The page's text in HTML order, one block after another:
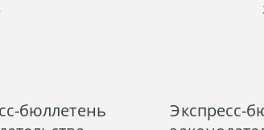
бюллетень
Экспресс-